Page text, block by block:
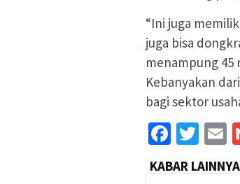
“Ini juga
juga bisa
menampung 45
Kebanyakan
bagi sektor
KABAR LAINNYA